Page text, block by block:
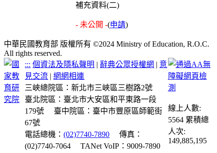
補充資料(二)
- 未公開 -(申請)
中華民國教育部 版權所有 ©2024 Ministry of Education, R.O.C.
All rights reserved.
::: 個資法及隱私聲明 | 辭典公眾授權網 | 意
見交流 |網網相連
三峽總院區：新北市三峽區三樹路2號
臺北院區：臺北市大安區和平東路一段
179號
臺中院區：臺中市豐原區師範街
67號
電話總機：(02)7740-7890
傳真：
(02)7740-7064
TANet VoIP：9009-7890
線上人數:
5564 累積總
人次:
149,885,195